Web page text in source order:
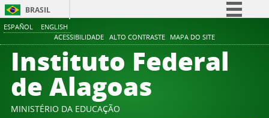
ESPAÑOL ENGLISH
ACESSIBILIDADE ALTO CONTRASTE MAPA DO SITE
BRASIL
Comunica BR
Participe
Instituto Federal
de Alagoas
MINISTÉRIO DA EDUCAÇÃO